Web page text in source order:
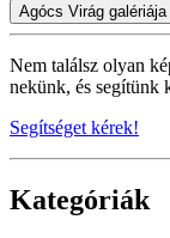
Agócs Virág galériája
Nem találsz olyan
nekünk, és segítünk
Segítséget kérek!
Kategóriák